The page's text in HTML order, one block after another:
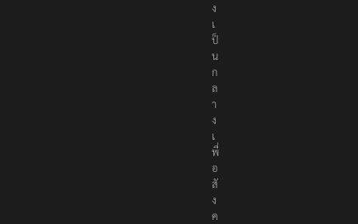
ง
เ
ป็
น
ก
ล
า
ง
เ
พื่
อ
สั
ง
ค